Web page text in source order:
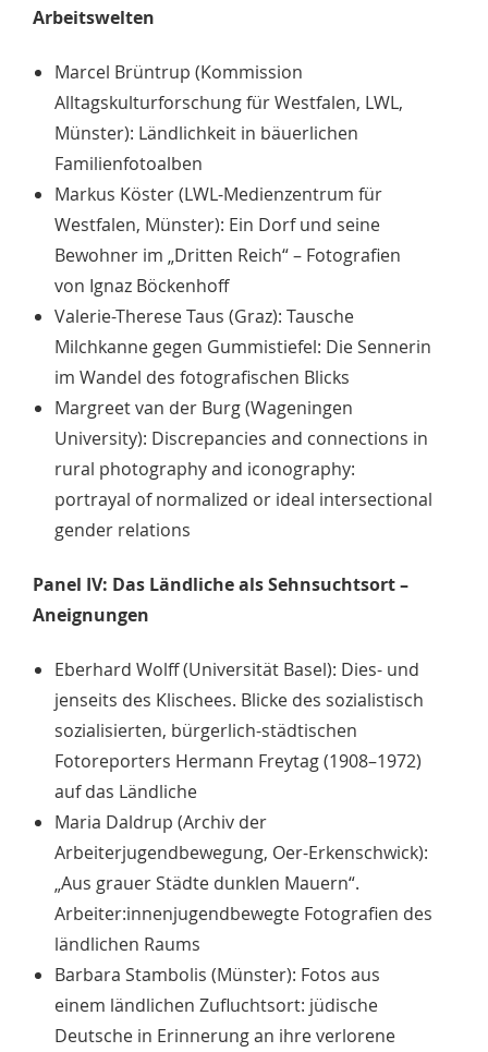
Arbeitswelten
Marcel Brüntrup (Kommission
Alltagskulturforschung für Westfalen, LWL,
Münster): Ländlichkeit in bäuerlichen
Familienfotoalben
Markus Köster (LWL-Medienzentrum für
Westfalen, Münster): Ein Dorf und seine
Bewohner im „Dritten Reich“ – Fotografien
von Ignaz Böckenhoff
Valerie-Therese Taus (Graz): Tausche
Milchkanne gegen Gummistiefel: Die Sennerin
im Wandel des fotografischen Blicks
Margreet van der Burg (Wageningen
University): Discrepancies and connections in
rural photography and iconography:
portrayal of normalized or ideal intersectional
gender relations
Panel IV: Das Ländliche als Sehnsuchtsort –
Aneignungen
Eberhard Wolff (Universität Basel): Dies- und
jenseits des Klischees. Blicke des sozialistisch
sozialisierten, bürgerlich-städtischen
Fotoreporters Hermann Freytag (1908–1972)
auf das Ländliche
Maria Daldrup (Archiv der
Arbeiterjugendbewegung, Oer-Erkenschwick):
„Aus grauer Städte dunklen Mauern“.
Arbeiter:innenjugendbewegte Fotografien des
ländlichen Raums
Barbara Stambolis (Münster): Fotos aus
einem ländlichen Zufluchtsort: jüdische
Deutsche in Erinnerung an ihre verlorene